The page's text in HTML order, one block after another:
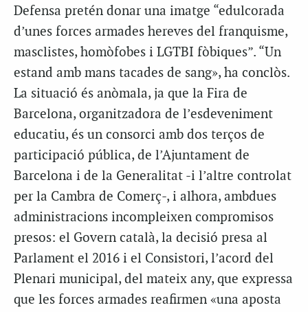
Defensa pretén donar una imatge “edulcorada
d’unes forces armades hereves del franquisme,
masclistes, homòfobes i LGTBI fòbiques”. “Un
estand amb mans tacades de sang», ha conclòs.
La situació és anòmala, ja que la Fira de
Barcelona, organitzadora de l’esdeveniment
educatiu, és un consorci amb dos terços de
participació pública, de l’Ajuntament de
Barcelona i de la Generalitat -i l’altre controlat
per la Cambra de Comerç-, i alhora, ambdues
administracions incompleixen compromisos
presos: el Govern català, la decisió presa al
Parlament el 2016 i el Consistori, l’acord del
Plenari municipal, del mateix any, que expressa
que les forces armades reafirmen «una aposta